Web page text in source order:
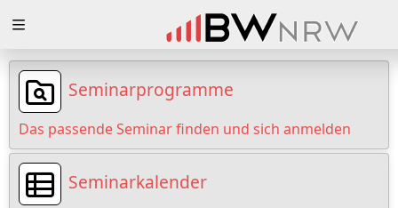
Loading
Loading
Loading
Loading
Seminarprogramme
Das passende Seminar finden und sich anmelden
Seminarkalender